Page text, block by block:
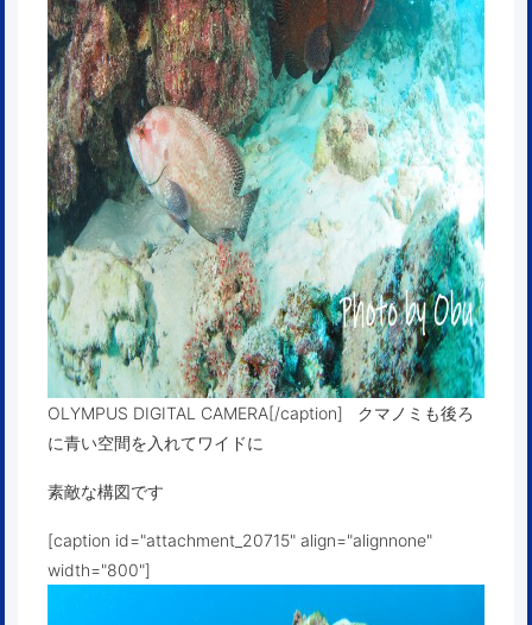
OLYMPUS DIGITAL CAMERA[/caption] クマノミも後ろ
に青い空間を入れてワイドに
素敵な構図です
[caption id="attachment_20715" align="alignnone"
width="800"]